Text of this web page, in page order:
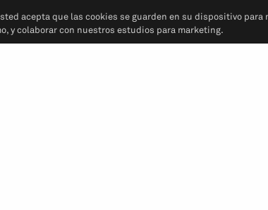
acepta que las cookies se guarden en su dispositivo para
y colaborar con nuestros estudios para marketing.